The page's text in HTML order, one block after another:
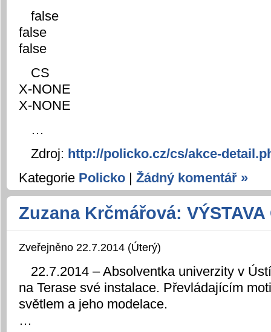
false
false
false
CS
X-NONE
X-NONE
…
Zdroj: http://policko.cz/cs/akce-
Kategorie Policko | Žádný komentář »
Zuzana Krčmářová: VÝSTAVA
Zveřejněno 22.7.2014 (Úterý)
22.7.2014 – Absolventka univerzity v
na Terase své instalace. Převládajícím
světlem a jeho modelace.
…